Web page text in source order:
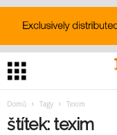
Domů Tagy Texim
štítek: texim